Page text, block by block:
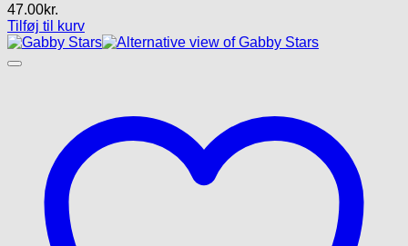
47.00kr.
Tilføj til kurv